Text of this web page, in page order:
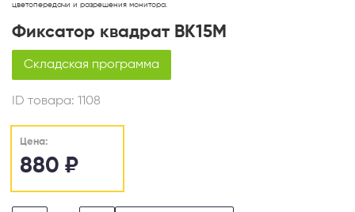
цветопередачи и разрешения монитора.
Фиксатор квадрат ВК15М
Складская программа
ID товара: 1108
Цена:
880 ₽